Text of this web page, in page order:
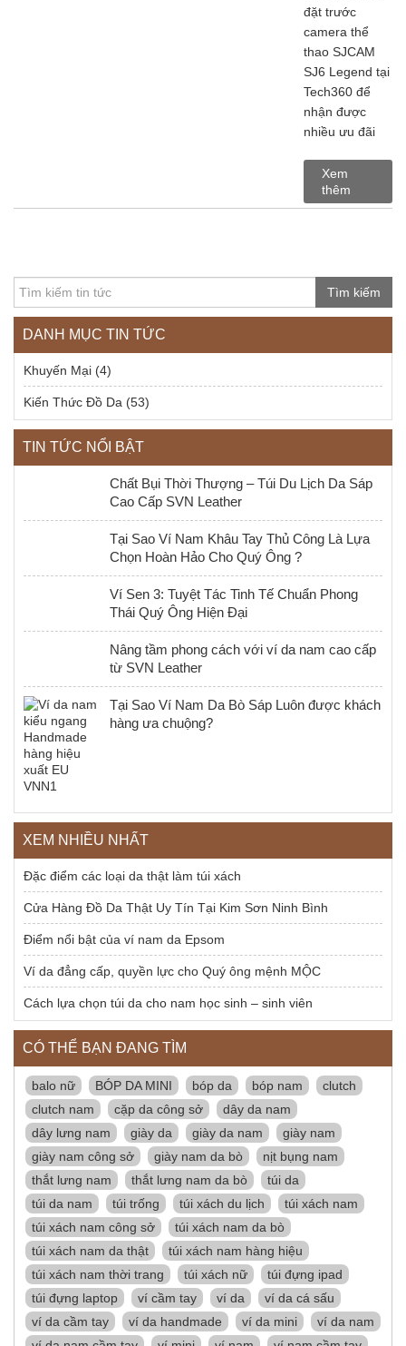
đặt trước
camera thể
thao SJCAM
SJ6 Legend tại
Tech360 để
nhận được
nhiều ưu đãi
Xem
thêm
Tìm kiếm
DANH MỤC TIN TỨC
Khuyến Mại (4)
Kiến Thức Đồ Da (53)
TIN TỨC NỔI BẬT
Chất Bụi Thời Thượng – Túi Du Lịch Da Sáp
Cao Cấp SVN Leather
Tại Sao Ví Nam Khâu Tay Thủ Công Là Lựa
Chọn Hoàn Hảo Cho Quý Ông ?
Ví Sen 3: Tuyệt Tác Tinh Tế Chuẩn Phong
Thái Quý Ông Hiện Đại
Nâng tầm phong cách với ví da nam cao cấp
từ SVN Leather
Tại Sao Ví Nam Da Bò Sáp Luôn được khách
hàng ưa chuộng?
XEM NHIỀU NHẤT
Đặc điểm các loại da thật làm túi xách
Cửa Hàng Đồ Da Thật Uy Tín Tại Kim Sơn Ninh Bình
Điểm nổi bật của ví nam da Epsom
Ví da đẳng cấp, quyền lực cho Quý ông mệnh MỘC
Cách lựa chọn túi da cho nam học sinh – sinh viên
CÓ THỂ BẠN ĐANG TÌM
balo nữ BÓP DA MINI bóp da bóp nam
clutch
clutch nam
cặp da công sở
dây da nam
dây lưng nam
giày da giày da nam
giày nam
giày nam công sở
giày nam da bò
nịt bụng nam
thắt lưng nam
thắt lưng nam da bò
túi da
túi da nam
túi trống túi xách du lịch
túi xách nam
túi xách nam công sở
túi xách nam da bò
túi xách nam da thật
túi xách nam hàng hiệu
túi xách nam thời trang
túi xách nữ
túi đựng ipad
túi đựng laptop
ví cầm tay ví da
ví da cá sấu
ví da cầm tay
ví da handmade ví da mini
ví da nam